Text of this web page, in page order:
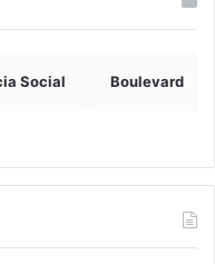
Social Boulevard